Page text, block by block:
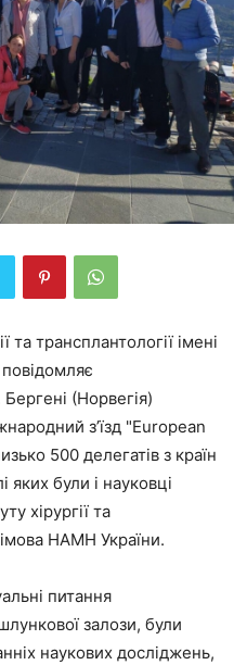
та трансплантології імені
(Норвегія)
з’їзд "European
500 делегатів з країн
яких були і науковці
хірургії та
НАМН України.
питання
залози, були
наукових досліджень,